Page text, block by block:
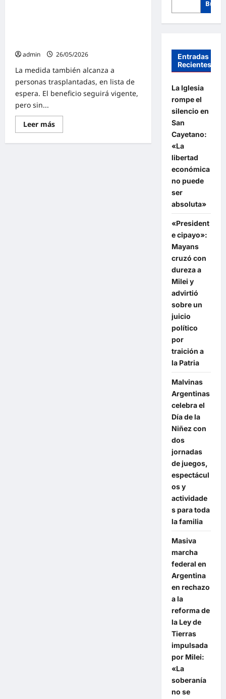
admin
26/05/2026
La medida también alcanza a
personas trasplantadas, en lista de
espera. El beneficio seguirá vigente,
pero sin...
Leer másLee
más
El
Entradas
Recientes
La Iglesia
rompe el
silencio en
San
Cayetano:
«La
libertad
económica
no puede
ser
absoluta»
«President
e cipayo»:
Mayans
cruzó con
dureza a
Milei y
advirtió
sobre un
juicio
político
por
traición a
la Patria
Malvinas
Argentinas
celebra el
Día de la
Niñez con
dos
jornadas
de juegos,
espectácul
os y
actividade
s para toda
la familia
Masiva
marcha
federal en
Argentina
en rechazo
a la
reforma de
la Ley de
Tierras
impulsada
por Milei:
«La
soberanía
no se